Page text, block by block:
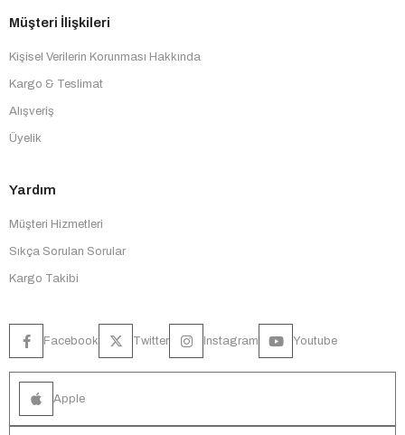
Müşteri İlişkileri
Kişisel Verilerin Korunması Hakkında
Kargo & Teslimat
Alışveriş
Üyelik
Yardım
Müşteri Hizmetleri
Sıkça Sorulan Sorular
Kargo Takibi
Facebook Twitter Instagram Youtube
Apple